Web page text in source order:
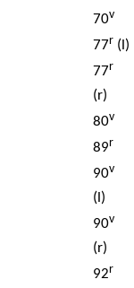
70v
77r (l)
77r
(r)
80v
89r
90v
(l)
90v
(r)
92r